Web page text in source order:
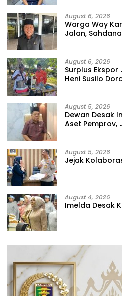
August 6, 2026
Warga Way
Jalan,
August 6, 2026
Surplus
Heni Susilo
August 5, 2026
Dewan Desak
Aset Pemprov,
August 5, 2026
Jejak
August 4, 2026
Imelda Desak